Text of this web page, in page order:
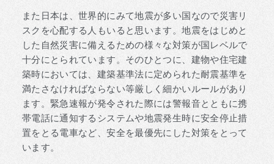
また日本は、世界的にみて地震が多い国なので災害リ
スクを心配する人もいると思います。地震をはじめと
した自然災害に備えるための様々な対策が国レベルで
十分にとられています。そのひとつに、建物や住宅建
築時においては、建築基準法に定められた耐震基準を
満たさなければならない等厳しく細かいルールがあり
ます。緊急速報が発令された際には警報音とともに携
帯電話に通知するシステムや地震発生時に安全停止措
置をとる電車など、安全を最優先にした対策をとって
います。